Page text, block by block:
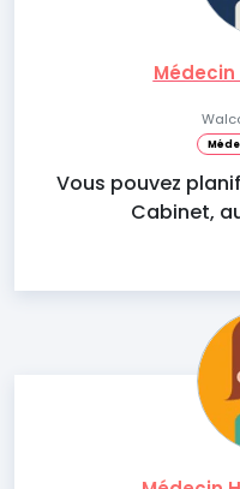
Médecin
Vous pouvez
Cabinet,